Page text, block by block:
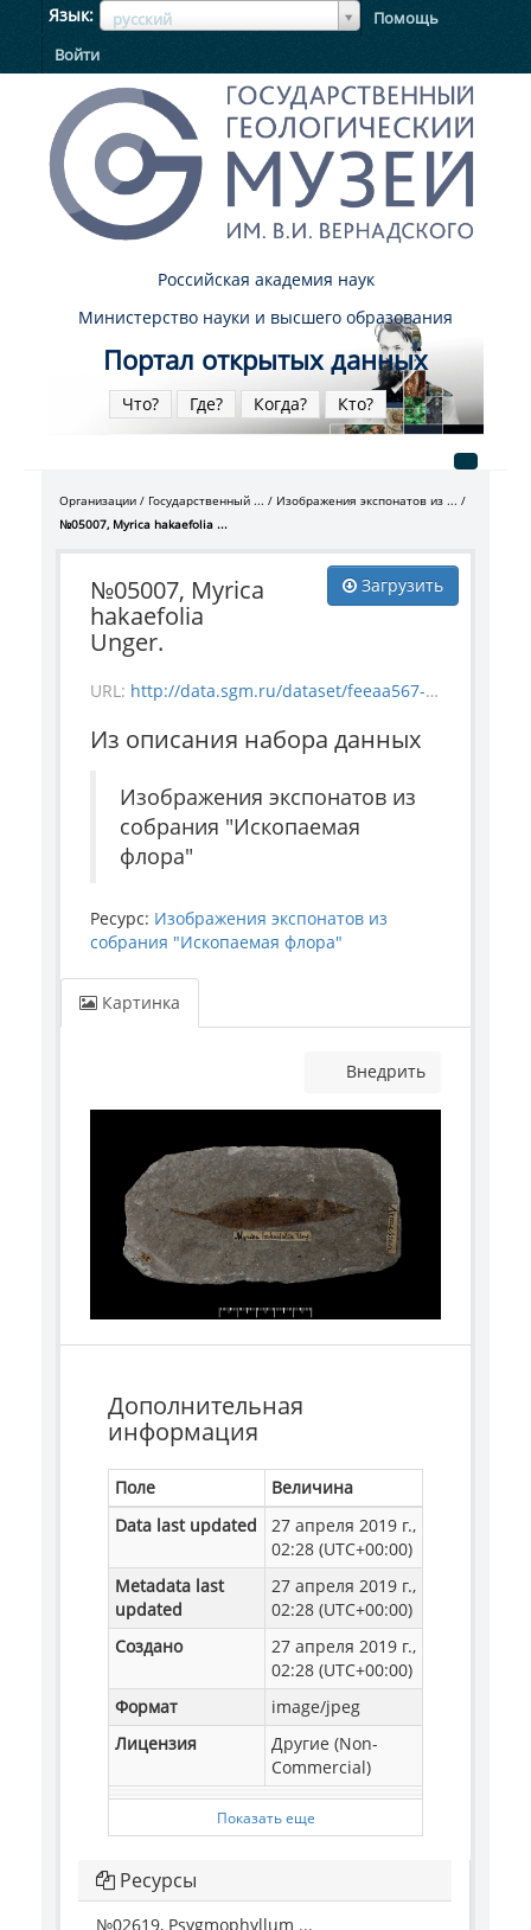
Язык русский
ЯзыкЯзык
Помощь
Войти
Российская академия наук
Министерство науки и высшего образования
Портал открытых данных
Что? Где? Когда? Кто?
Организации Государственный ...
Изображения экспонатов из ...
№05007, Myrica hakaefolia ...
Загрузить
№05007, Myrica
hakaefolia
Unger.
URL: http://data.sgm.ru/dataset/feeaa567-e841-4fc6-ab56-73987ea6492e/resource/e3bb3acf-4f2f-467c-abaf-2a96f08190b0/download/flora_5007.jpg
Из описания набора данных
Изображения экспонатов из
собрания "Ископаемая
флора"
Ресурс: Изображения экспонатов из
собрания "Ископаемая флора"
Картинка
Внедрить
Дополнительная
информация
Поле
Величина
Data last updated
27 апреля 2019 г.,
02:28 (UTC+00:00)
Metadata last
updated
27 апреля 2019 г.,
02:28 (UTC+00:00)
Создано
27 апреля 2019 г.,
02:28 (UTC+00:00)
Формат
image/jpeg
Лицензия
Другие (Non-
Commercial)
Показать еще
Ресурсы
№02619, Psygmophyllum ...